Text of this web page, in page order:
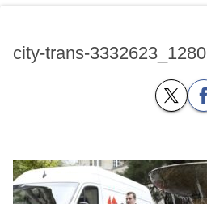
city-trans-3332623_1280